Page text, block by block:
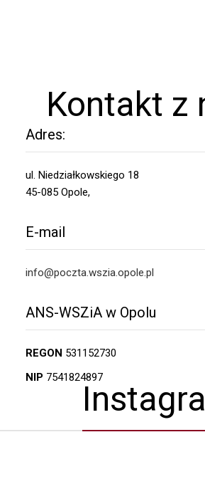
Kontakt z
Adres:
ul. Niedziałkowskiego 18
45-085 Opole,
E-mail
info@poczta.wszia.opole.pl
ANS-WSZiA w Opolu
REGON 531152730
NIP 7541824897